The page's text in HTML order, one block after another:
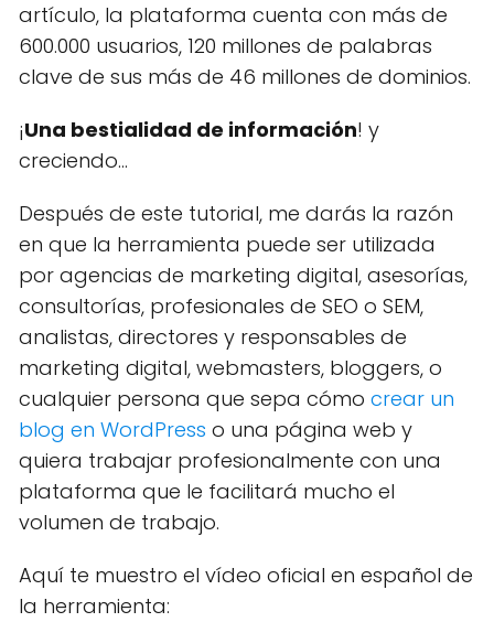
artículo, la plataforma cuenta con más de
600.000 usuarios, 120 millones de palabras
clave de sus más de 46 millones de dominios.
¡Una bestialidad de información! y
creciendo...
Después de este tutorial, me darás la razón
en que la herramienta puede ser utilizada
por agencias de marketing digital, asesorías,
consultorías, profesionales de SEO o SEM,
analistas, directores y responsables de
marketing digital, webmasters, bloggers, o
cualquier persona que sepa cómo crear un
blog en WordPress o una página web y
quiera trabajar profesionalmente con una
plataforma que le facilitará mucho el
volumen de trabajo.
Aquí te muestro el vídeo oficial en español de
la herramienta: